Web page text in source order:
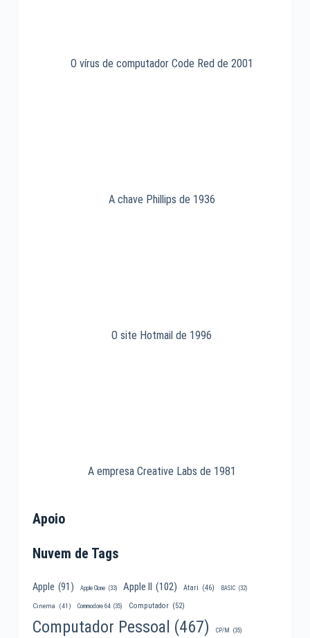
O vírus de computador Code Red de 2001
A chave Phillips de 1936
O site Hotmail de 1996
A empresa Creative Labs de 1981
Apoio
Nuvem de Tags
Apple (91) Apple Clone (33) Apple II (102) Atari (46) BASIC (32)
Cinema (41) Commodore 64 (35) Computador (52)
Computador Pessoal (467) CP/M (35)